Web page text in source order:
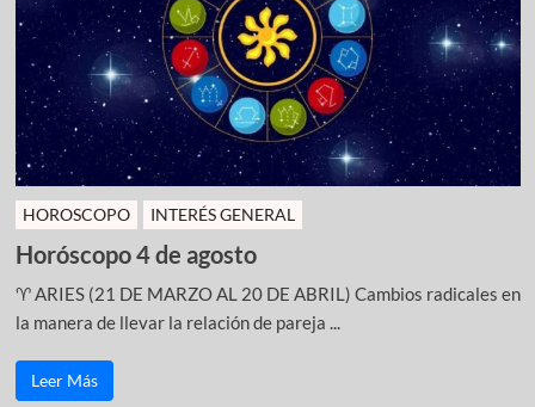
HOROSCOPO INTERÉS GENERAL
Horóscopo 4 de agosto
♈ ARIES (21 DE MARZO AL 20 DE ABRIL) Cambios radicales en
la manera de llevar la relación de pareja ...
Leer Más